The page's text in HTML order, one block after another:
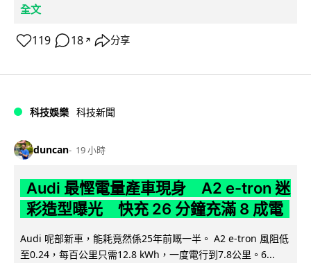
全文
119 18 ↗ 分享
科技娛樂 科技新聞
duncan 19 小時
Audi 最慳電量產車現身 A2 e-tron 迷
彩造型曝光 快充 26 分鐘充滿 8 成電
Audi 呢部新車，能耗竟然係25年前嘅一半。 A2 e-tron 風阻低
至0.24，每百公里只需12.8 kWh，一度電行到7.8公里。6...